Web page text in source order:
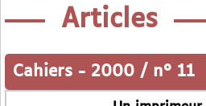
Articles
Cahiers - 2000 / n° 11